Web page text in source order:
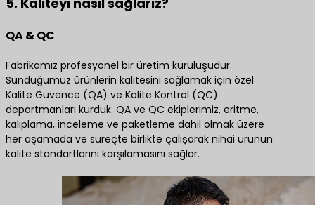
QA & QC
Fabrikamız profesyonel bir üretim kuruluşudur.
Sunduğumuz ürünlerin kalitesini sağlamak için özel
Kalite Güvence (QA) ve Kalite Kontrol (QC)
departmanları kurduk. QA ve QC ekiplerimiz, eritme,
kalıplama, inceleme ve paketleme dahil olmak üzere
her aşamada ve süreçte birlikte çalışarak nihai ürünün
kalite standartlarını karşılamasını sağlar.